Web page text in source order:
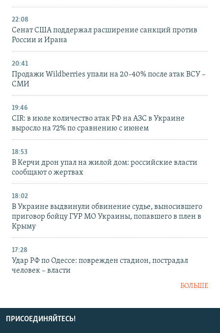
22:08
Сенат США поддержал расширение санкций против
России и Ирана
20:41
Продажи Wildberries упали на 20-40% после атак ВСУ –
СМИ
19:46
CIR: в июле количество атак РФ на АЗС в Украине
выросло на 72% по сравнению с июнем
18:53
В Керчи дрон упал на жилой дом: российские власти
сообщают о жертвах
18:02
В Украине выдвинули обвинение судье, выносившего
приговор бойцу ГУР МО Украины, попавшего в плен в
Крыму
17:28
Удар РФ по Одессе: поврежден стадион, пострадал
человек – власти
БОЛЬШЕ
ПРИСОЕДИНЯЙТЕСЬ!